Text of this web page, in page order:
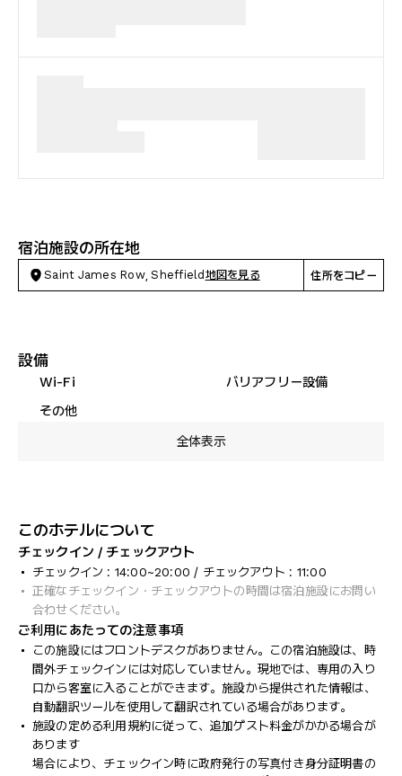
宿泊施設の所在地
Saint James Row, Sheffield 地図を見る 住所をコピー
設備
Wi-Fi
バリアフリー設備
その他
全体表示
このホテルについて
チェックイン / チェックアウト
チェックイン : 14:00~20:00 / チェックアウト : 11:00
正確なチェックイン・チェックアウトの時間は宿泊施設にお問い
合わせください。
ご利用にあたっての注意事項
この施設にはフロントデスクがありません。この宿泊施設は、時
間外チェックインには対応していません。現地では、専用の入り
口から客室に入ることができます。施設から提供された情報は、
自動翻訳ツールを使用して翻訳されている場合があります。
施設の定める利用規約に従って、追加ゲスト料金がかかる場合が
あります
場合により、チェックイン時に政府発行の写真付き身分証明書の